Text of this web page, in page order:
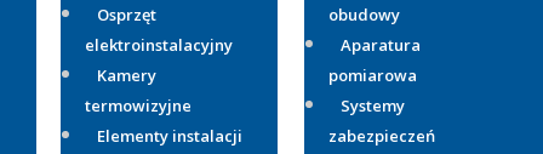
Osprzęt
elektroinstalacyjny
Kamery
termowizyjne
Elementy instalacji
obudowy
Aparatura
pomiarowa
Systemy
zabezpieczeń